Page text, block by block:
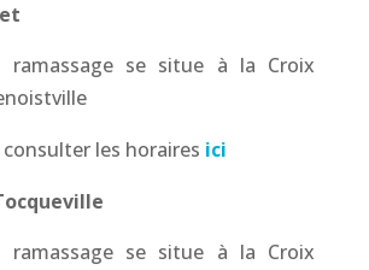
se situe à la Croix
les horaires ici
se situe à la Croix